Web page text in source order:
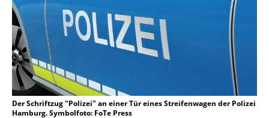
Der Schriftzug "Polizei" an einer Tür eines Streifenwagen der Polizei
Hamburg. Symbolfoto: FoTe Press